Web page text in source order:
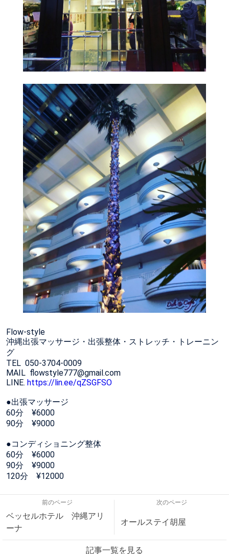
Flow-style
沖縄出張マッサージ・出張整体・ストレッチ・トレーニン
グ
TEL 050-3704-0009
MAIL flowstyle777@gmail.com
LINE. https://lin.ee/qZSGFSO
●出張マッサージ
60分 ¥6000
90分 ¥9000
●コンディショニング整体
60分 ¥6000
90分 ¥9000
120分 ¥12000
前のページ
ベッセルホテル 沖縄アリ
ーナ
次のページ
オールステイ胡屋
記事一覧を見る